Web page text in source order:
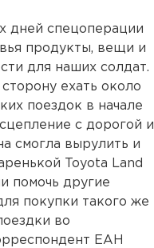
дней спецоперации
продукты, вещи и
для наших солдат.
ехать около
поездок в начале
с дорогой и
смогла вырулить и
Toyota Land
помочь другие
покупки такого же
во
ЕАН